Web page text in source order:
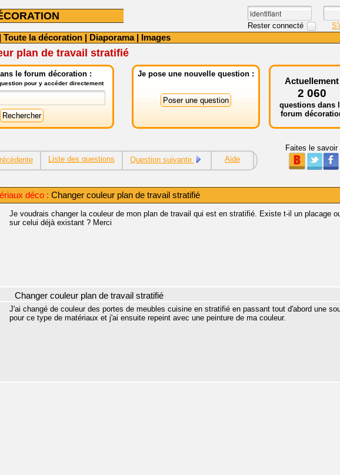
Rester connecté
| Toute la décoration | Diaporama| Images
plan de travail stratifié
le forum décoration :
pour y accéder directement
Je pose une nouvelle question :
Actuellement
2 060
questions dans
forum
Liste des questions Question suivante Aide
Faites le savoir
déco : Changer couleur plan de travail stratifié
Je voudrais changer la couleur de mon plan de travail qui est en stratifié. Existe t-il un placage
sur celui déjà existant ? Merci
Changer couleur plan de travail stratifié
J'ai changé de couleur des portes de meubles cuisine en stratifié en passant tout d'abord une
pour ce type de matériaux et j'ai ensuite repeint avec une peinture de ma couleur.